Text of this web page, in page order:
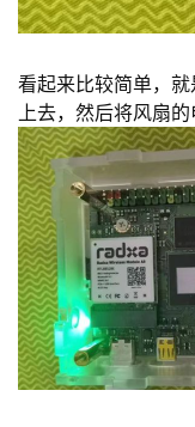
看起来比较简单，
上去，然后将风扇